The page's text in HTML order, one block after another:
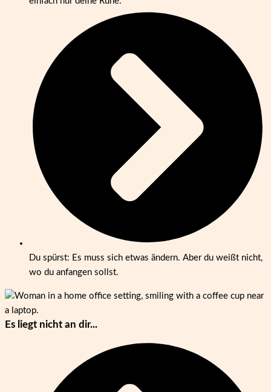
Du spürst: Es muss sich etwas ändern. Aber du weißt nicht,
wo du anfangen sollst.
Es liegt nicht an dir...